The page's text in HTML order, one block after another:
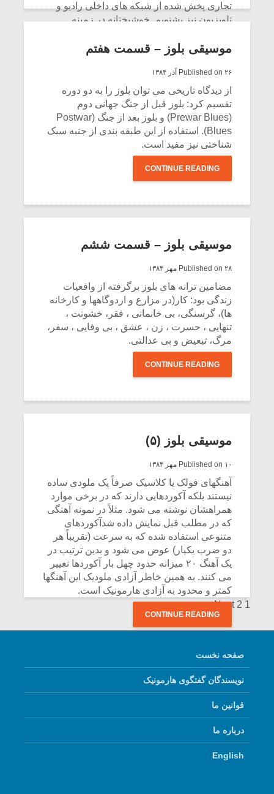
تجاری پخش شده از شبکه های داخلی رادیو و
تلویزیون نیز بشنویم. خوشبختانه در زمینه
چندین کتاب به زبان فارسی منتشر شده است
پردازیم.
CONTINUE READING
موسیقی بلوز – قسمت هفتم
Published on ۲۶ آذر ۱۳۸۴
از دیدگاه تاریخی می توان بلوز را به دو دوره
تقسیم کرد: بلوز قبل از جنگ جهانی دوم
(Prewar Blues) و بلوز بعد از جنگ (Postwar
Blues). استفاده از این طبقه بندی از جنبه سبک
شناختی نیز مفید است.
CONTINUE READING
موسیقی بلوز – قسمت ششم
Published on ۲۸ مهر ۱۳۸۴
مضامین ترانه های بلوز برگرفته از واقعیات
زندگی بود: کار(در مزارع و اردوگاهها و کارخانه
ها)، گرسنگی، بی خانمانی ، فقر، خشونت ،
تنهایی ، حسرت ، زن ، عشق ، بی وفایی ، سفر،
مرگ، تبعیض و بی عدالتی.
CONTINUE READING
موسیقی بلوز (۵)
Published on ۱۰ مهر ۱۳۸۴
آهنگهای فولک یا کلاسیک صرفاً یک ملودی ساده
نیستند بلکه آکوردهایی دارند که در برخی موارد
همراهشان نوشته می شود. مثلاً در نمونه آهنگی
که در مطلب قبل نمایش داده شدآکوردهای
متنوعی استفاده شده که به سرعت (تقریباً هر
دو ضرب یکبار) عوض می شود و بدین ترتیب در
یک آهنگ ۲۰ میزانه حدود چهل بار آکوردها تغییر
می کنند. به همین خاطر آزادی ملودیک این آهنگها
کمتر و محدود به آزادی هارمونیک است.
CONTINUE READINGPosts
navigation
1
2
Next
صفحه نخست
نویسندگان گفتگوی هارمونیک
قوانین ما
درباره ما
English